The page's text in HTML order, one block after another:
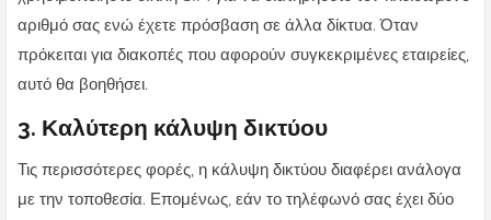
αριθμό σας ενώ έχετε πρόσβαση σε άλλα δίκτυα. Όταν
πρόκειται για διακοπές που αφορούν συγκεκριμένες εταιρείες,
αυτό θα βοηθήσει.
3. Καλύτερη κάλυψη δικτύου
Τις περισσότερες φορές, η κάλυψη δικτύου διαφέρει ανάλογα
με την τοποθεσία. Επομένως, εάν το τηλέφωνό σας έχει δύο